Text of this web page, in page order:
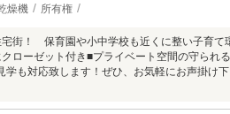
燥機 所有権
街！ 保育園や小中学校も近くに整い子育
ローゼット付き■プライベート空間の守られ
学も対応致します！ぜひ、お気軽にお声